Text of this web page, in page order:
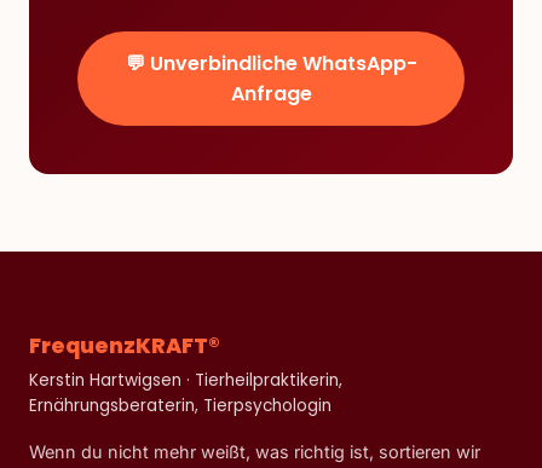
💬 Unverbindliche WhatsApp-
Anfrage
FrequenzKRAFT®
Kerstin Hartwigsen · Tierheilpraktikerin,
Ernährungsberaterin, Tierpsychologin
Wenn du nicht mehr weißt, was richtig ist, sortieren wir